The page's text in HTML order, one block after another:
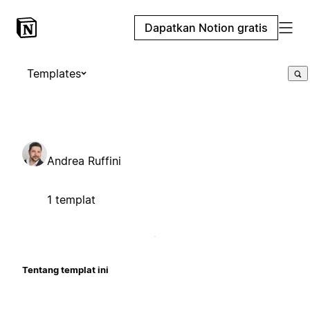
Dapatkan Notion gratis
Templates
Andrea Ruffini
1 templat
Tentang templat ini